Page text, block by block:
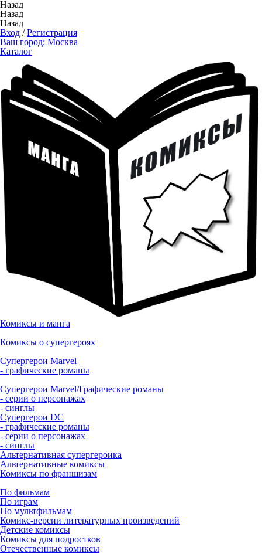
Назад
Назад
Назад
Вход /Регистрация
Ваш город: Москва
Каталог
Комиксы и манга
Комиксы о супергероях
Супергерои Marvel
- графические романы
Супергерои Marvel/Графические романы
- серии о персонажах
- синглы
Супергерои DC
- графические романы
- серии о персонажах
- синглы
Альтернативная супергероика
Альтернативные комиксы
Комиксы по франшизам
По фильмам
По играм
По мультфильмам
Комикс-версии литературных произведений
Детские комиксы
Комиксы для подростков
Отечественные комиксы